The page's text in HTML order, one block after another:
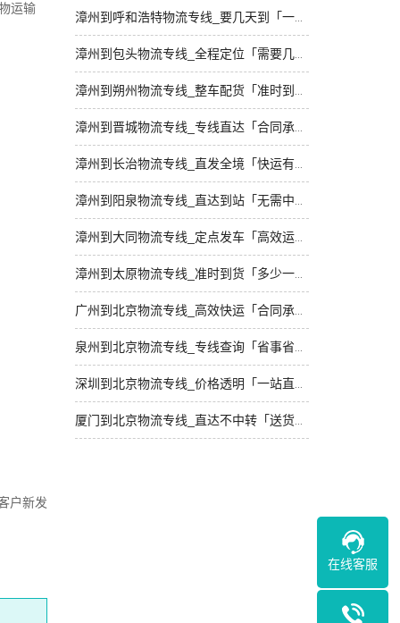
运输
户新发
漳州到呼和浩特物流专线_要几天到「一站直达」
漳州到包头物流专线_全程定位「需要几天」
漳州到朔州物流专线_整车配货「准时到货」
漳州到晋城物流专线_专线直达「合同承运」
漳州到长治物流专线_直发全境「快运有保障」
漳州到阳泉物流专线_直达到站「无需中转」
漳州到大同物流专线_定点发车「高效运输」
漳州到太原物流专线_准时到货「多少一吨」
广州到北京物流专线_高效快运「合同承运」
泉州到北京物流专线_专线查询「省事省心」
深圳到北京物流专线_价格透明「一站直达」
厦门到北京物流专线_直达不中转「送货到门」
在线客服